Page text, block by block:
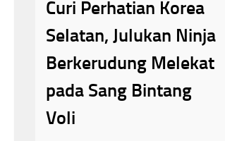
Curi Perhatian Korea
Selatan, Julukan Ninja
Berkerudung Melekat
pada Sang Bintang
Voli